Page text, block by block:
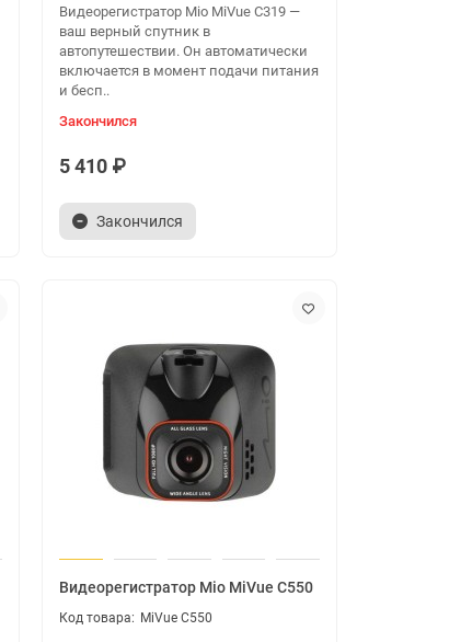
Видеорегистратор Mio MiVue C319 —
ваш верный спутник в
автопутешествии. Он автоматически
включается в момент подачи питания
и бесп..
Закончился
5 410 ₽
Закончился
Видеорегистратор Mio MiVue C550
MiVue C550